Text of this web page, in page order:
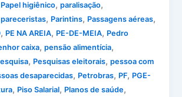
Papel higiênico,paralisação,
pareceristas, Parintins, Passagens aéreas,
, PE NA AREIA, PE-DE-MEIA, Pedro
caixa,pensão alimentícia,
, Pesquisas eleitorais,pessoa com
desaparecidas, Petrobras, PF, PGE-
, Piso Salarial, Planos de saúde,